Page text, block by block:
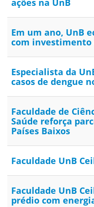
ações na UnB
Em um ano, UnB
com
Especialista da
casos de dengue
Faculdade de
Saúde reforça
Países Baixos
Faculdade UnB
Faculdade UnB
prédio com